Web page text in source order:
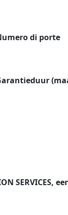
di porte
SERVICES,